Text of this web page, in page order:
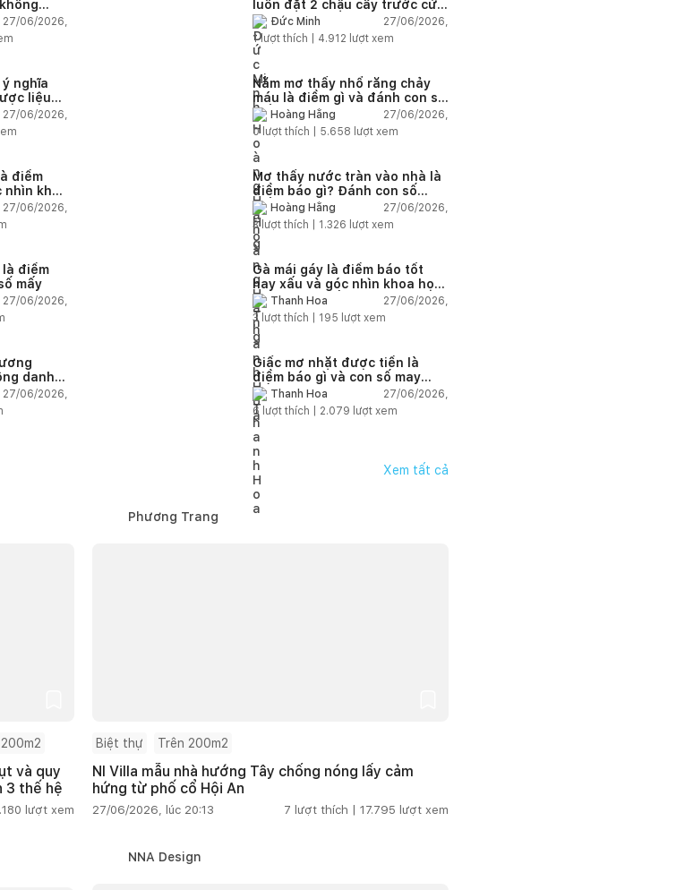
27/06/2026,
luôn đặt 2 chậu cây trước cửa
nhàĐức Minh
27/06/2026,
1lượt thích | 4.912 lượt xem
nghĩa
liệu
27/06/2026,
Nằm mơ thấy nhổ răng chảy
máu là điềm gì và đánh con số
mấyHoàng Hằng
27/06/2026,
0lượt thích | 5.658 lượt xem
điềm
khoa
27/06/2026,
Mơ thấy nước tràn vào nhà là
điềm báo gì? Đánh con số
mấy?Hoàng Hằng
27/06/2026,
3lượt thích | 1.326 lượt xem
điềm
mấy
27/06/2026,
Gà mái gáy là điềm báo tốt
hay xấu và góc nhìn khoa học
giải mã chi tiết
Thanh Hoa
27/06/2026,
3 lượt thích | 195 lượt xem
danh
học
27/06/2026,
Giấc mơ nhặt được tiền là
điềm báo gì và con số may
mắnThanh Hoa
27/06/2026,
6 lượt thích | 2.079 lượt xem
Xem tất cả
và quy
3 thế hệ
lượt xem
Phương Trang
Biệt thự Trên 200m2
NI Villa mẫu nhà hướng Tây chống nóng lấy cảm
hứng từ phố cổ Hội An
27/06/2026, lúc 20:13 7 lượt thích | 17.795 lượt xem
NNA Design